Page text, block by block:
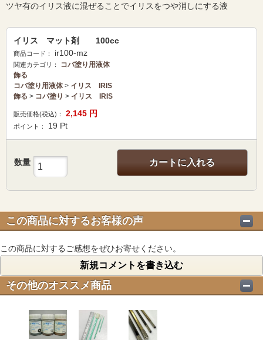
ツヤ有のイリス液に混ぜることでイリスをつや消しにする液
イリス マット剤 100cc
商品コード： ir100-mz
関連カテゴリ：
コバ塗り用液体
飾る
コバ塗り用液体> イリス IRIS
飾る > コパ塗り > イリス IRIS
販売価格(税込)： 2,145 円
ポイント： 19 Pt
数量 カートに入れる
この商品に対するお客様の声
この商品に対するご感想をぜひお寄せください。
新規コメントを書き込む
その他のオススメ商品